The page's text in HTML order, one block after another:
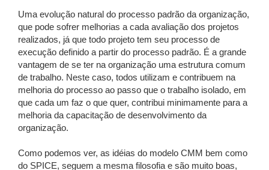
Uma evolução natural do processo padrão da organização,
que pode sofrer melhorias a cada avaliação dos projetos
realizados, já que todo projeto tem seu processo de
execução definido a partir do processo padrão. É a grande
vantagem de se ter na organização uma estrutura comum
de trabalho. Neste caso, todos utilizam e contribuem na
melhoria do processo ao passo que o trabalho isolado, em
que cada um faz o que quer, contribui minimamente para a
melhoria da capacitação de desenvolvimento da
organização.
Como podemos ver, as idéias do modelo CMM bem como
do SPICE, seguem a mesma filosofia e são muito boas,